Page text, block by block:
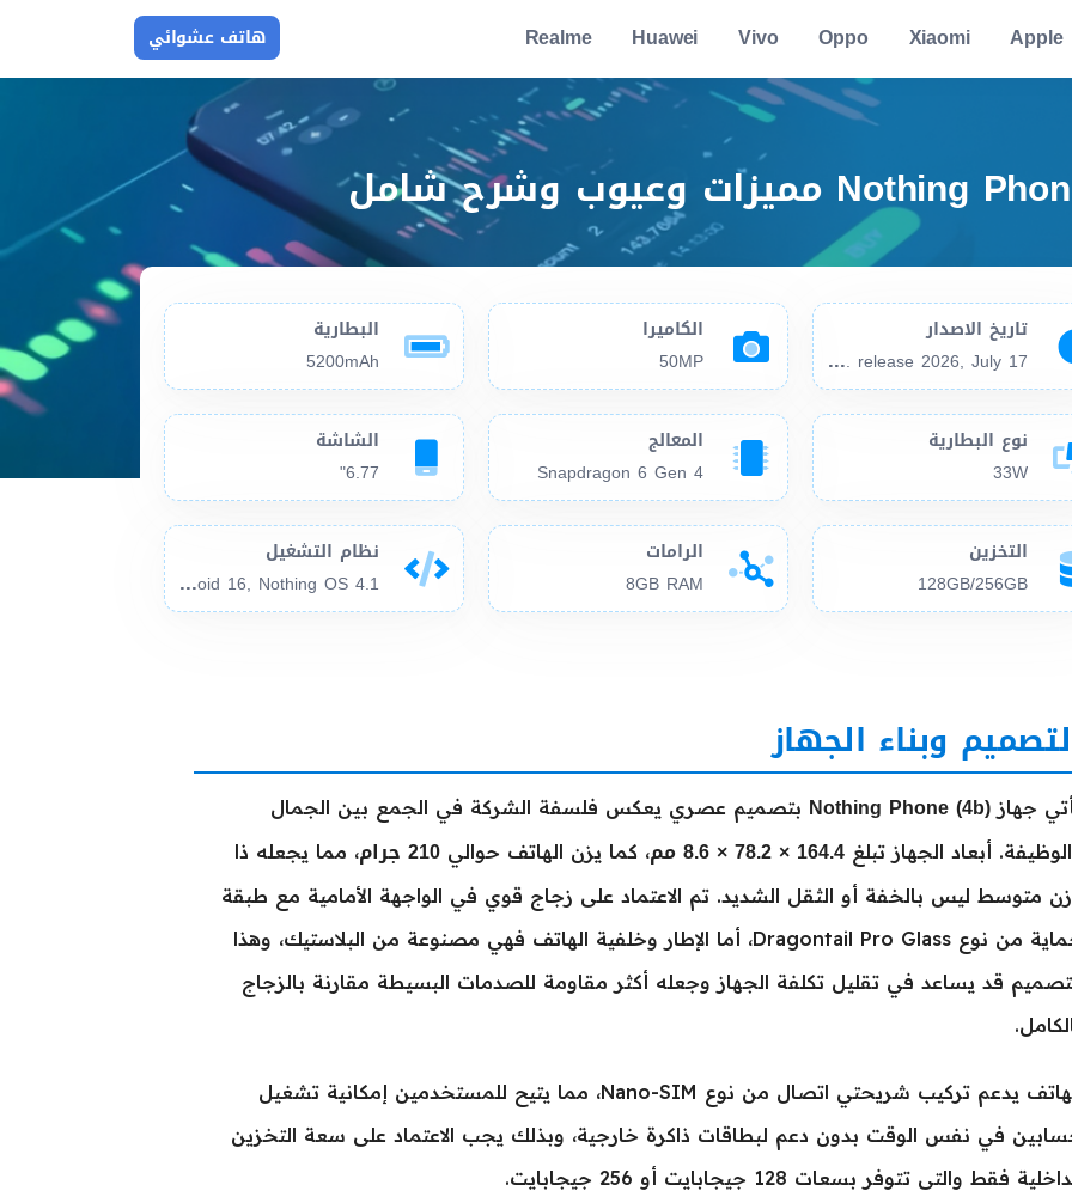
Apple
Xiaomi
Oppo
Vivo
Huawei
Realme هاتف عشوائي
تاريخ الاصدار
Exp
. release 2026, July 17
الكاميرا
50MP
البطارية
5200mAh
نوع البطارية
33W
المعالج
Snapdragon 6 Gen 4
الشاشة
6.77"
التخزين
128GB/256GB
الرامات
8GB RAM
نظام التشغيل
And
roid 16, Nothing OS 4.1
وبناء الجهاز
جهازNothing Phone (4b) بتصميم عصري يعكس فلسفة الشركة في الجمع بين الجمال
أبعاد الجهاز تبلغ164.4 × 78.2 × 8.6 مم ، كما يزن الهاتف حوالي210 جرام
، مما يجعله ذا
متوسط ليس بالخفة أو الثقل الشديد. تم الاعتماد على زجاج قوي في الواجهة الأمامية مع طبقة
حماية من نوع Dragontail Pro Glass، أما الإطار وخلفية الهاتف فهي مصنوعة من البلاستيك، وهذا
قد يساعد في تقليل تكلفة الجهاز وجعله أكثر مقاومة للصدمات البسيطة مقارنة بالزجاج
الهاتف يدعم تركيب شريحتي اتصال من نوع Nano-SIM، مما يتيح للمستخدمين إمكانية تشغيل
في نفس الوقت بدون دعم لبطاقات ذاكرة خارجية، وبذلك يجب الاعتماد على سعة التخزين
فقط والتي تتوفر بسعات 128 جيجابايت أو 256 جيجابايت.